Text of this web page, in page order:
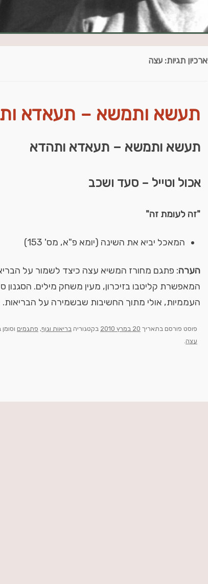
ארכיון תגיות: עצה
תעשא ותמשא – תעאדא
תעשא ותמשא – תעאדא ותהדא
אכול וטייל – סעד ושכב
"זה לעומת זה"
המאכל יביא את השינה (יומא פ"א, מס' 153)
הערה: פתגם מחורז המשיא עצה כיצד לשמור על
המאפשרת קליטבו בזיכרון, מעין משחק מילים. הסגנון
העממיות, אולי מתוך החשיבות שבשמירה על הבריאות.
פוסט פורסם בתאריך 20 במרץ 2010 בקטגוריה בריאות וגוף, פתגמים
עצה.